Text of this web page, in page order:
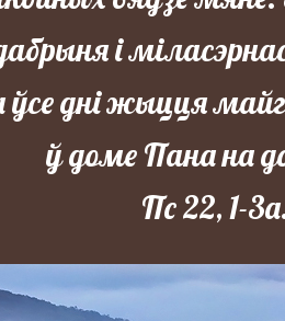
і
ўсе дні жыцця
ў доме Пана на
Пс 22, 1-